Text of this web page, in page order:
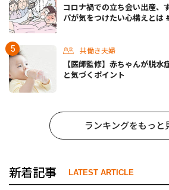
コロナ禍での立ち会い出産、
パが気をつけたい心構えとは
共働き夫婦
【医師監修】赤ちゃんが脱
と気づくポイント
ランキングをもっと
新着記事 LATEST ARTICLE